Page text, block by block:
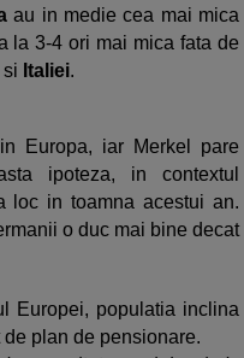
au in medie cea mai mica
la 3-4 ori mai mica fata de
si Italiei.
Europa, iar Merkel pare
ipoteza, in contextul
loc in toamna acestui an.
o duc mai bine decat
Europei, populatia inclina
plan de pensionare.